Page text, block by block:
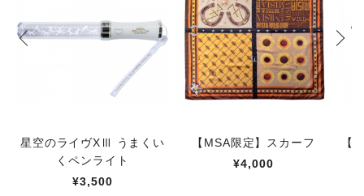
星空のライヴXⅢ うまくい
くペンライト
¥3,500
【MSA限定】スカーフ
¥4,000
【